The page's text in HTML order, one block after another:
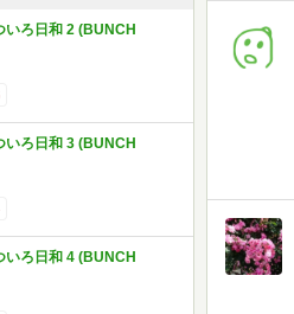
いろ日和 2 (BUNCH
いろ日和 3 (BUNCH
いろ日和 4 (BUNCH